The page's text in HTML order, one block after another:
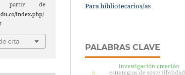
partir de
index.php/
cita
Para bibliotecarios/as
PALABRAS CLAVE
estrategias de sostenibilidad
investigación creación